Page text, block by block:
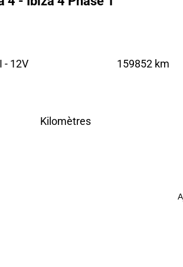
- 12V
Kilomètres
159852 km